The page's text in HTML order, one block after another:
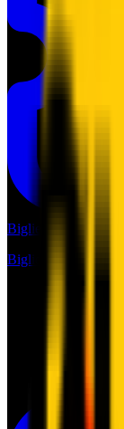
Biglietti
Biglietti